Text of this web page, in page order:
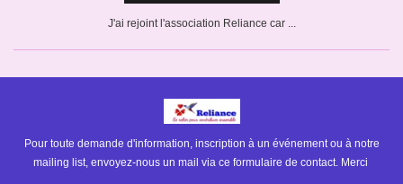
J'ai rejoint l'association Reliance car ...
Pour toute demande d'information, inscription à un événement ou à notre
mailing list, envoyez-nous un mail via ce formulaire de contact. Merci